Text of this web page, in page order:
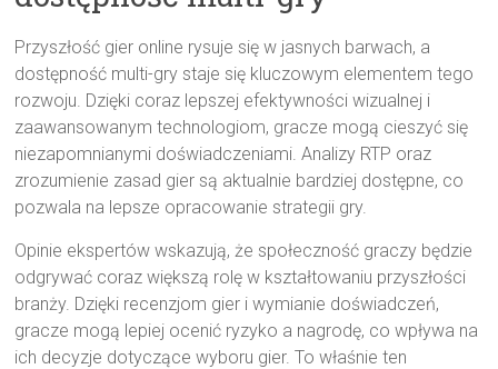
Przyszłość gier online rysuje się w jasnych barwach, a
dostępność multi-gry staje się kluczowym elementem tego
rozwoju. Dzięki coraz lepszej efektywności wizualnej i
zaawansowanym technologiom, gracze mogą cieszyć się
niezapomnianymi doświadczeniami. Analizy RTP oraz
zrozumienie zasad gier są aktualnie bardziej dostępne, co
pozwala na lepsze opracowanie strategii gry.
Opinie ekspertów wskazują, że społeczność graczy będzie
odgrywać coraz większą rolę w kształtowaniu przyszłości
branży. Dzięki recenzjom gier i wymianie doświadczeń,
gracze mogą lepiej ocenić ryzyko a nagrodę, co wpływa na
ich decyzje dotyczące wyboru gier. To właśnie ten